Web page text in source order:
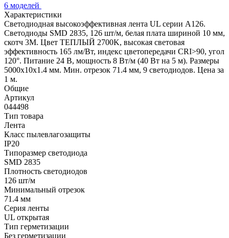
6 моделей
Характеристики
Светодиодная высокоэффективная лента UL серии A126.
Светодиоды SMD 2835, 126 шт/м, белая плата шириной 10 мм,
скотч 3M. Цвет ТЕПЛЫЙ 2700K, высокая световая
эффективность 165 лм/Вт, индекс цветопередачи CRI>90, угол
120°. Питание 24 В, мощность 8 Вт/м (40 Вт на 5 м). Размеры
5000x10x1.4 мм. Мин. отрезок 71.4 мм, 9 светодиодов. Цена за
1 м.
Общие
Артикул
044498
Тип товара
Лента
Класс пылевлагозащиты
IP20
Типоразмер светодиода
SMD 2835
Плотность светодиодов
126 шт/м
Минимальный отрезок
71.4 мм
Серия ленты
UL открытая
Тип герметизации
Без герметизации